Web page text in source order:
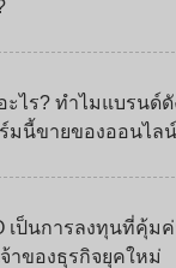
ะไร? ทำไมแบรนด์
มนี้ขายของออนไลน์
เป็นการลงทุนที่คุ้มค่
าของธุรกิจยุคใหม่